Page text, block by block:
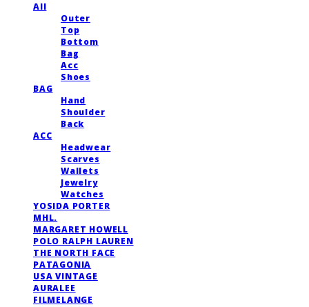
All
Outer
Top
Bottom
Bag
Acc
Shoes
BAG
Hand
Shoulder
Back
ACC
Headwear
Scarves
Wallets
Jewelry
Watches
YOSIDA PORTER
MHL.
MARGARET HOWELL
POLO RALPH LAUREN
THE NORTH FACE
PATAGONIA
USA VINTAGE
AURALEE
FILMELANGE